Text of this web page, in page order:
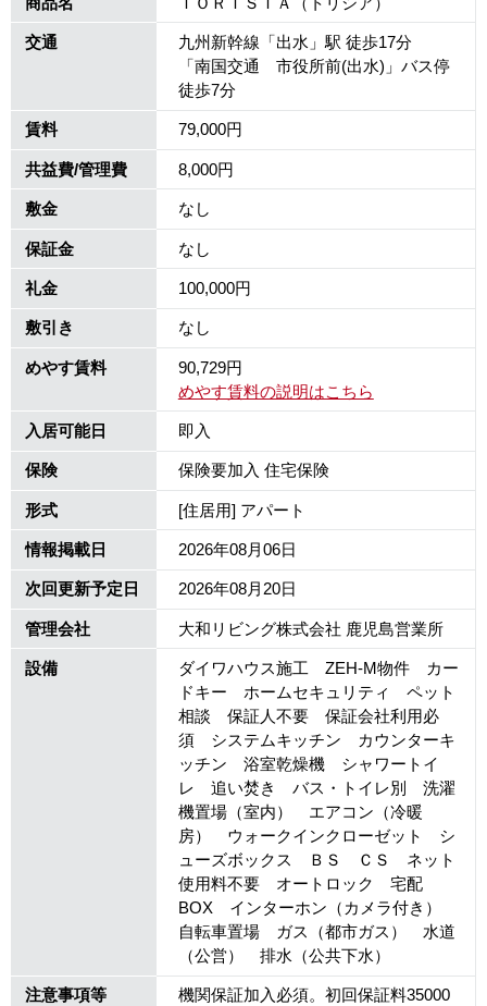
賃料 79,000円
共益費/管理費 8,000円
敷金 なし
保証金 なし
礼金 100,000円
敷引き なし
めやす賃料
90,729円
めやす賃料の説明はこちら
入居可能日 即入
保険 保険要加入 住宅保険
形式 [住居用] アパート
情報掲載日 2026年08月06日
管理会社 大和リビング株式会社 鹿児島営業所
次回更新予定日 2026年08月20日
交通
九州新幹線「出水」駅 徒歩17分
「南国交通 市役所前(出水)」バス停
徒歩7分
設備
ダイワハウス施工 ZEH-M物件 カー
ドキー ホームセキュリティ ペット
相談 保証人不要 保証会社利用必
須 システムキッチン カウンターキ
ッチン 浴室乾燥機 シャワートイ
レ 追い焚き バス・トイレ別 洗濯
機置場（室内） エアコン（冷暖
房） ウォークインクローゼット シ
ューズボックス ＢＳ ＣＳ ネット
使用料不要 オートロック 宅配
BOX インターホン（カメラ付き）
自転車置場 ガス（都市ガス） 水道
（公営） 排水（公共下水）
注意事項等
機関保証加入必須。初回保証料35000